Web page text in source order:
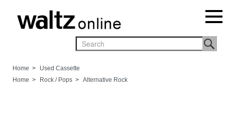
Home >
Used Cassette
Home > Rock / Pops > Alternative Rock